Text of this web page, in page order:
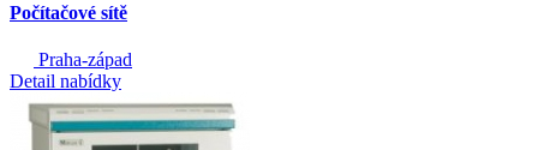
Počítačové sítě
Praha-západ
Detail nabídky